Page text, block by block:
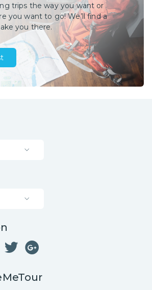
trips the way you want or
you want to go! We’ll find a
you there.